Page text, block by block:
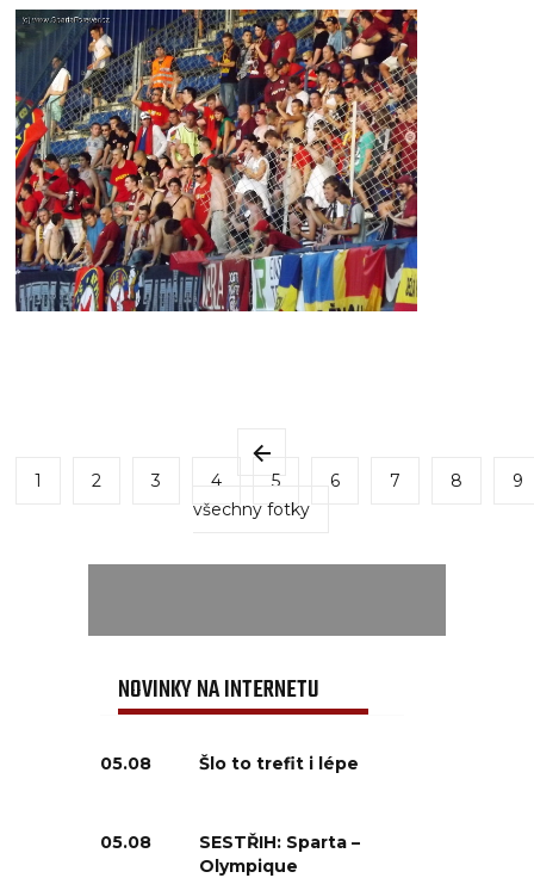
1 2 3 4 5 6 7 8
9
všechny fotky
NOVINKY NA INTERNETU
05.08 Šlo to trefit i lépe
05.08
SESTŘIH: Sparta –
Olympique